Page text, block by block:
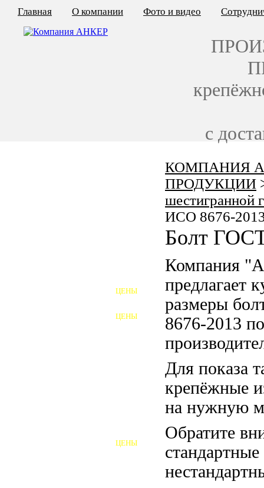
КОМПАНИЯ
ПРОДУКЦИИ
шестигранной
ИСО 8676-
Болт
Компания
предлагает
размеры
8676-2013
Для показа
крепёжные
на нужную
Обратите
ЦЕНЫ
ЦЕНЫ
ШАЙБЫ ФУНДАМЕНТНЫЕ
ЦЕНЫ
Главная О компании Фото и видео
с